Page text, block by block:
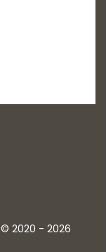
© 2020 - 2026